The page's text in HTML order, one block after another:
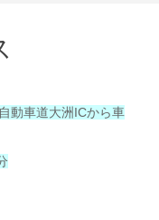
動車道大洲ICから車